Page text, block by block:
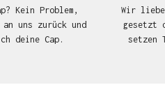
Kein Problem,
uns zurück und
deine Cap.
Wir
gesetzt
setzen